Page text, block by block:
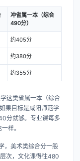
冲省属一本（综合
490分）
约405分
约380分
约355分
这类省属一本（综合
果目标是咸阳师范学
分就够。专业课每多
样。
，美术类综合分一般
次，文化课得往480